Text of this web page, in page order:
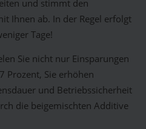
und stimmt den
Ihnen ab. In der Regel erfolgt
Tage!
Sie nicht nur Einsparungen
Prozent, Sie erhöhen
und Betriebssicherheit
die beigemischten Additive